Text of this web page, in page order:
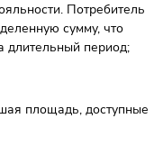
1000 м² предлагают
похожи на
мягкие типы, хотя
жёстких.